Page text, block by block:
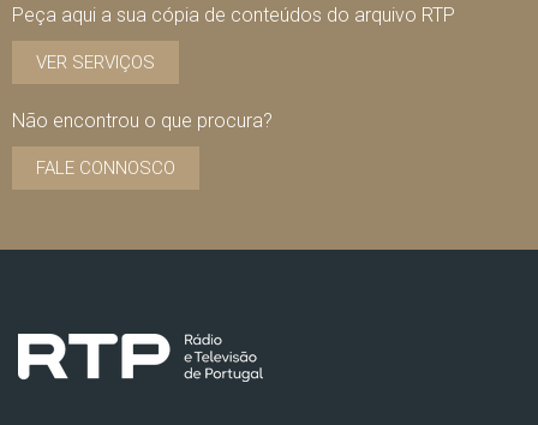
Peça aqui a sua cópia de conteúdos do arquivo RTP
VER SERVIÇOS
Não encontrou o que procura?
FALE CONNOSCO